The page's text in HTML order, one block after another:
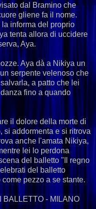
dal Bramino che
gliene fa il nome.
informa del proprio
tenta allora di uccidere
Aya.
Aya dà a Nikiya un
serpente velenoso che
a patto che lei
fino a quando
il dolore della morte di
si addormenta e si ritrova
anche l'amata Nikiya,
lei lo perdona
del balletto "Il regno
del balletto
pezzo a se stante.
BALLETTO - MILANO